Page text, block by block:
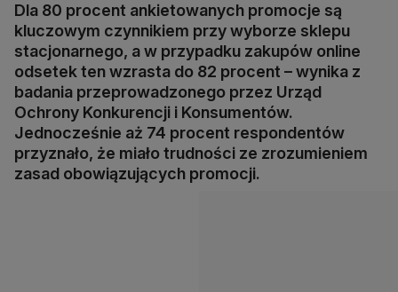
Dla 80 procent ankietowanych promocje są
kluczowym czynnikiem przy wyborze sklepu
stacjonarnego, a w przypadku zakupów online
odsetek ten wzrasta do 82 procent – wynika z
badania przeprowadzonego przez Urząd
Ochrony Konkurencji i Konsumentów.
Jednocześnie aż 74 procent respondentów
przyznało, że miało trudności ze zrozumieniem
zasad obowiązujących promocji.